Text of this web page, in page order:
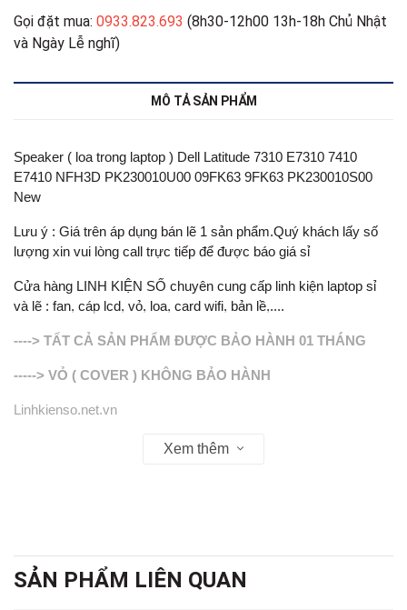
Gọi đặt mua: 0933.823.693 (8h30-12h00 13h-18h Chủ Nhật
và Ngày Lễ nghĩ)
MÔ TẢ SẢN PHẨM
Speaker ( loa trong laptop ) Dell Latitude 7310 E7310 7410
E7410 NFH3D PK230010U00 09FK63 9FK63 PK230010S00
New
Lưu ý : Giá trên áp dụng bán lẽ 1 sản phẩm.Quý khách lấy số
lượng xin vui lòng call trực tiếp để được báo giá sỉ
Cửa hàng LINH KIỆN SỐ chuyên cung cấp linh kiện laptop sỉ
và lẽ : fan, cáp lcd, vỏ, loa, card wifi, bản lề,....
----> TẤT CẢ SẢN PHẨM ĐƯỢC BẢO HÀNH 01 THÁNG
-----> VỎ ( COVER ) KHÔNG BẢO HÀNH
Linhkienso.net.vn
Zalo: 0913.374.556 (TÙNG BẮP )
Xem thêm
SẢN PHẨM LIÊN QUAN